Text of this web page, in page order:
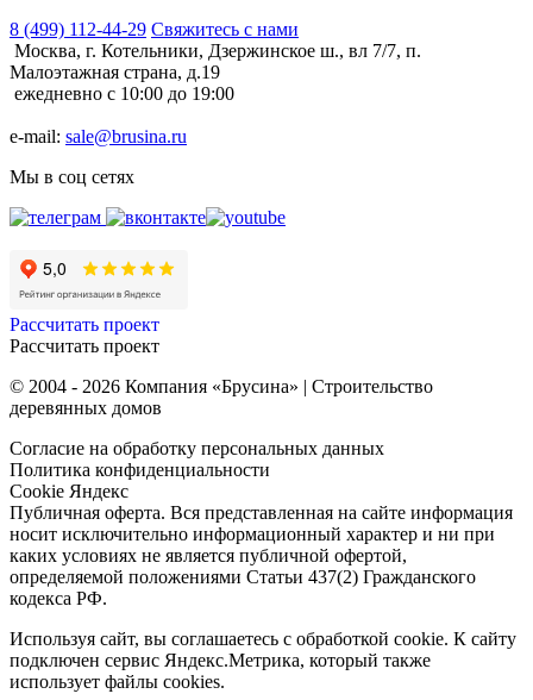
8 (499) 112-44-29 Свяжитесь с нами
Москва, г. Котельники, Дзержинское ш., вл 7/7, п.
Малоэтажная страна, д.19
ежедневно с 10:00 до 19:00
e-mail: sale@brusina.ru
Мы в соц сетях
Рассчитать проект
Рассчитать проект
© 2004 - 2026 Компания «Брусина» | Строительство
деревянных домов
Согласие на обработку персональных данных
Политика конфиденциальности
Cookie Яндекс
Публичная оферта. Вся представленная на сайте информация
носит исключительно информационный характер и ни при
каких условиях не является публичной офертой,
определяемой положениями Статьи 437(2) Гражданского
кодекса РФ.
Используя сайт, вы соглашаетесь с обработкой cookie. К сайту
подключен сервис Яндекс.Метрика, который также
использует файлы cookies.